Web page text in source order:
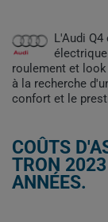
L'Audi
roulement et
à la recherche
confort et le
COÛTS
TRON
ANNÉES.